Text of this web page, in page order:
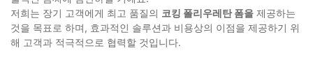
저희는 장기 고객에게 최고 품질의 코킹 폴리우레탄 폼을 제공하는
것을 목표로 하며, 효과적인 솔루션과 비용상의 이점을 제공하기 위
해 고객과 적극적으로 협력할 것입니다.